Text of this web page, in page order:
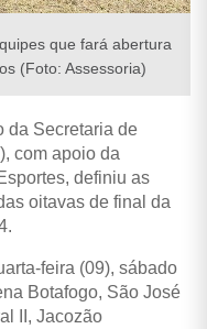
que fará abertura
(Foto: Assessoria)
da Secretaria de
com apoio da
definiu as
oitavas de final da
feira (09), sábado
Botafogo, São José
II, Jacozão